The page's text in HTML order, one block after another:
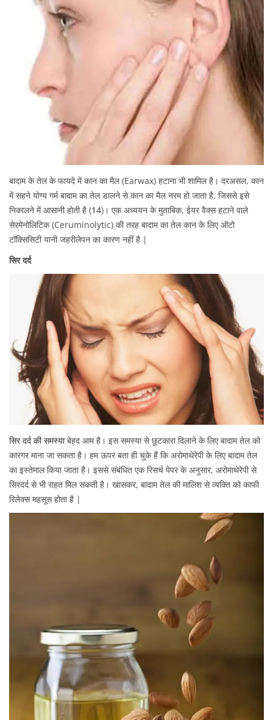
बादाम के तेल के फायदे में कान का मैल (Earwax) हटाना भी शामिल है। दरअसल, कान
में सहने योग्य गर्म बादाम का तेल डालने से कान का मैल नरम हो जाता है, जिससे इसे
निकालने में आसानी होती है (14)। एक अध्ययन के मुताबिक, ईयर वैक्स हटाने वाले
सेरमेनोलिटिक (Ceruminolytic) की तरह बादाम का तेल कान के लिए ऑटो
टॉक्सिसिटी यानी जहरीलेपन का कारण नहीं है |
सिर दर्द
सिर दर्द की समस्याबेहद आम है। इस समस्या से छुटकारा दिलाने के लिए बादाम तेल को
कारगर माना जा सकता है। हम ऊपर बता ही चुके हैं कि अरोमाथेरेपी के लिए बादाम तेल
का इस्तेमाल किया जाता है। इससे संबंधित एक रिसर्च पेपर के अनुसार, अरोमाथेरेपी से
सिरदर्द से भी राहत मिल सकती है। खासकर, बादाम तेल की मालिश से व्यक्ति को काफी
रिलेक्स महसूस होता है |